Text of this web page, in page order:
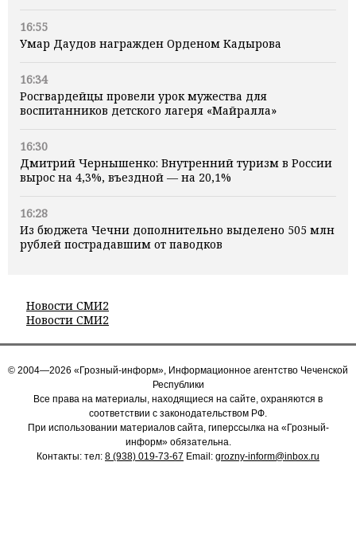
16:55
Умар Даудов награжден Орденом Кадырова
16:34
Росгвардейцы провели урок мужества для
воспитанников детского лагеря «Майралла»
16:30
Дмитрий Чернышенко: Внутренний туризм в России
вырос на 4,3%, въездной — на 20,1%
16:28
Из бюджета Чечни дополнительно выделено 505 млн
рублей пострадавшим от паводков
Новости СМИ2
Новости СМИ2
© 2004—2026 «Грозный-информ», Информационное агентство Чеченской
Республики
Все права на материалы, находящиеся на сайте, охраняются в
соответствии с законодательством РФ.
При использовании материалов сайта, гиперссылка на «Грозный-
информ» обязательна.
Контакты: тел: 8 (938) 019-73-67 Email: grozny-inform@inbox.ru